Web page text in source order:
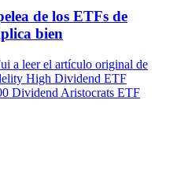
de los ETFs de
bien
a leer el artículo original de
High Dividend ETF
Dividend Aristocrats ETF